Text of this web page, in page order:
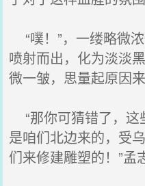
“噗！”，一缕略微
喷射而出，化为淡淡
微一皱，思量起原因来
“那你可猜错了，这
是咱们北边来的，受
们来修建雕塑的！”孟